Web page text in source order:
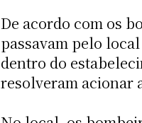
De acordo com os
passavam pelo
dentro do
resolveram acionar